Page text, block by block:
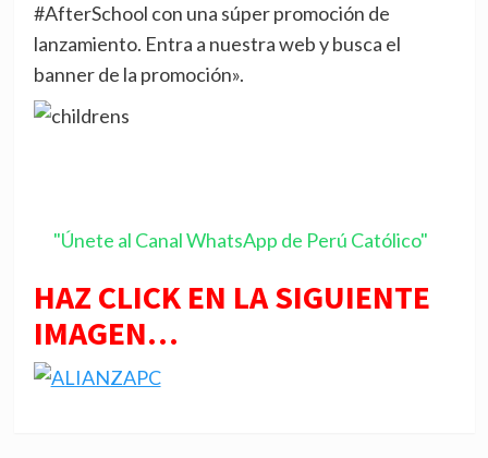
#AfterSchool con una súper promoción de
lanzamiento. Entra a nuestra web y busca el
banner de la promoción».
"Únete al Canal WhatsApp de Perú Católico"
HAZ CLICK EN LA SIGUIENTE
IMAGEN…